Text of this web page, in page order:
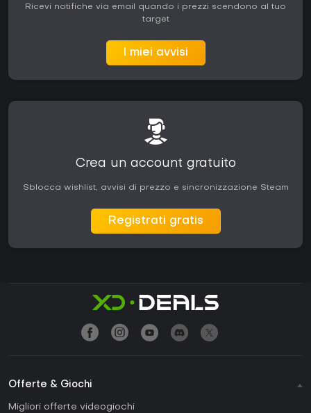
Ricevi notifiche via email quando i prezzi scendono al tuo
target
I miei avvisi
Crea un account gratuito
Sblocca wishlist, avvisi di prezzo e sincronizzazione Steam
Registrati gratis
Offerte & Giochi
Migliori offerte videogiochi